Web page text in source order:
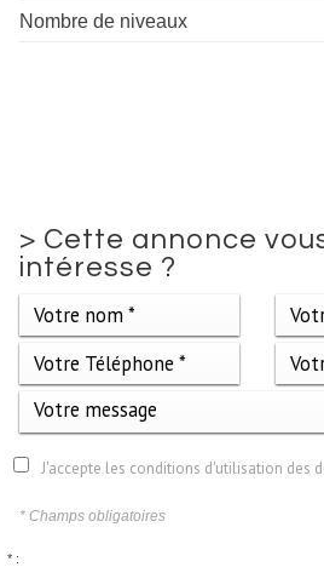
Nombre de niveaux
> Cette annonce
intéresse ?
J'accepte les conditions d'utilisation des
* Champs obligatoires
* :